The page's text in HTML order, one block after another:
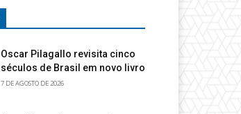
Oscar Pilagallo revisita cinco
séculos de Brasil em novo livro
7 DE AGOSTO DE 2026